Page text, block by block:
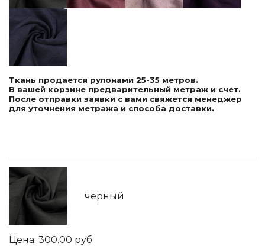
Ткань продается рулонами 25-35 метров.
В вашей корзине предварительный метраж и счет.
После отправки заявки с вами свяжется менеджер
для уточнения метража и способа доставки.
черный
300.00 руб